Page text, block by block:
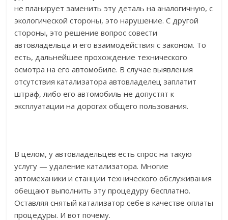
не планирует заменить эту деталь на аналогичную, с
экологической стороны, это нарушение. С другой
стороны, это решение вопрос совести
автовладельца и его взаимодействия с законом. То
есть, дальнейшее прохождение технического
осмотра на его автомобиле. В случае выявления
отсутствия катализатора автовладелец заплатит
штраф, либо его автомобиль не допустят к
эксплуатации на дорогах общего пользования.
В целом, у автовладельцев есть спрос на такую
услугу — удаление катализатора. Многие
автомеханики и станции технического обслуживания
обещают выполнить эту процедуру бесплатно.
Оставляя снятый катализатор себе в качестве оплаты
процедуры. И вот почему.